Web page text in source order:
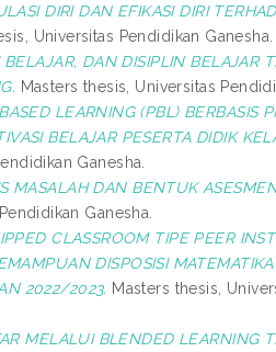
DIRI DAN EFIKASI DIRI
Universitas Pendidikan Ganesha.
DAN DISIPLIN BELAJAR
Masters thesis, Universitas
LEARNING (PBL) BERBASIS
BELAJAR PESERTA DIDIK
Ganesha.
MASALAH DAN BENTUK
Ganesha.
CLASSROOM TIPE PEER
DISPOSISI MATEMATIKA
2022/2023. Masters thesis,
MELALUI BLENDED LEARNING